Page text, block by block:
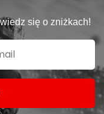
się o zniżkach!